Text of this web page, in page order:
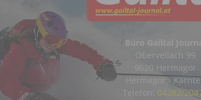
Büro Gailtal
Obervellach 99
9620 Hermagor
Hermagor -
Telefon: 04282/